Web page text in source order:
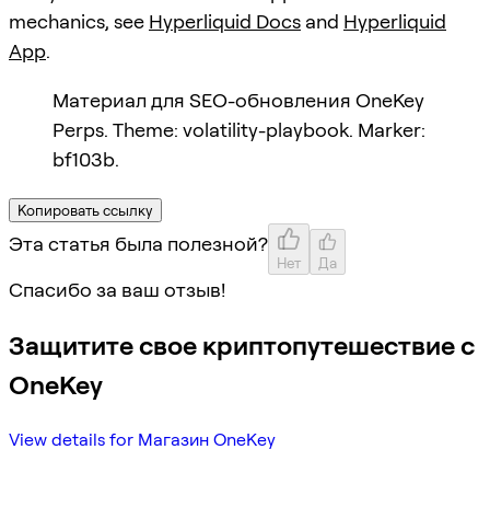
mechanics, see Hyperliquid Docs and Hyperliquid
App.
Материал для SEO-обновления OneKey
Perps. Theme: volatility-playbook. Marker:
bf103b.
Копировать ссылку
Эта статья была полезной?
Нет Да
Спасибо за ваш отзыв!
Защитите свое криптопутешествие с
OneKey
View details for Магазин OneKey